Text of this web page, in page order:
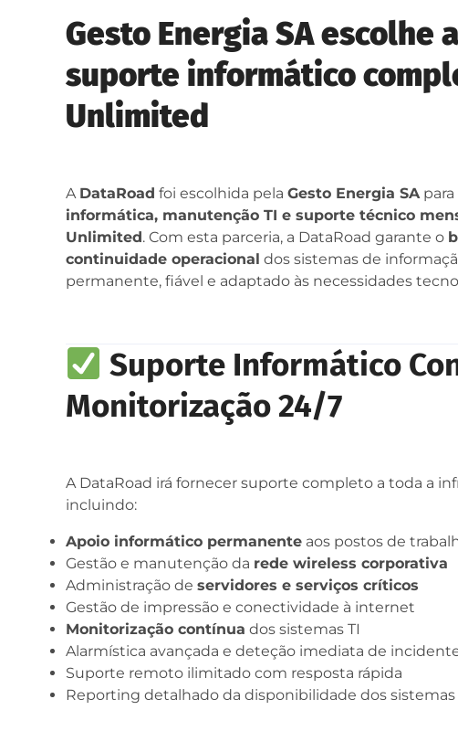
Gesto Energia SA escolhe
suporte informático
Unlimited
A DataRoad foi escolhida pela Gesto Energia SApara
informática, manutenção TI e suporte técnico
Unlimited. Com esta parceria, a DataRoad garante o
continuidade operacional dos sistemas de
permanente, fiável e adaptado às necessidades
Suporte Informático
Monitorização 24/7
A DataRoad irá fornecer suporte completo a toda a
incluindo:
Apoio informático permanente aos postos de
Gestão e manutenção da rede wireless corporativa
Administração de servidores e serviços críticos
Gestão de impressão e conectividade à internet
Monitorização contínua dos sistemas TI
Alarmística avançada e deteção imediata de
Suporte remoto ilimitado com resposta rápida
Reporting detalhado da disponibilidade dos sistemas